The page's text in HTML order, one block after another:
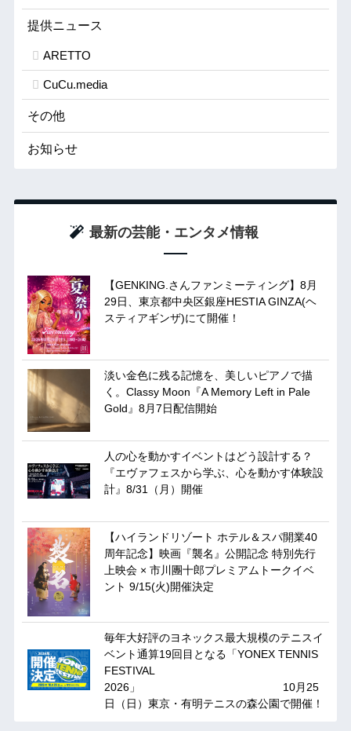
提供ニュース
ARETTO
CuCu.media
その他
お知らせ
最新の芸能・エンタメ情報
【GENKING.さんファンミーティング】8月
29日、東京都中央区銀座HESTIA GINZA(ヘ
スティアギンザ)にて開催！
淡い金色に残る記憶を、美しいピアノで描
く。Classy Moon『A Memory Left in Pale
Gold』8月7日配信開始
人の心を動かすイベントはどう設計する？
『エヴァフェスから学ぶ、心を動かす体験設
計』8/31（月）開催
【ハイランドリゾート ホテル＆スパ開業40
周年記念】映画『襲名』公開記念 特別先行
上映会 × 市川團十郎プレミアムトークイベ
ント 9/15(火)開催決定
毎年大好評のヨネックス最大規模のテニスイ
ベント通算19回目となる「YONEX TENNIS
FESTIVAL
2026」 10月25
日（日）東京・有明テニスの森公園で開催！